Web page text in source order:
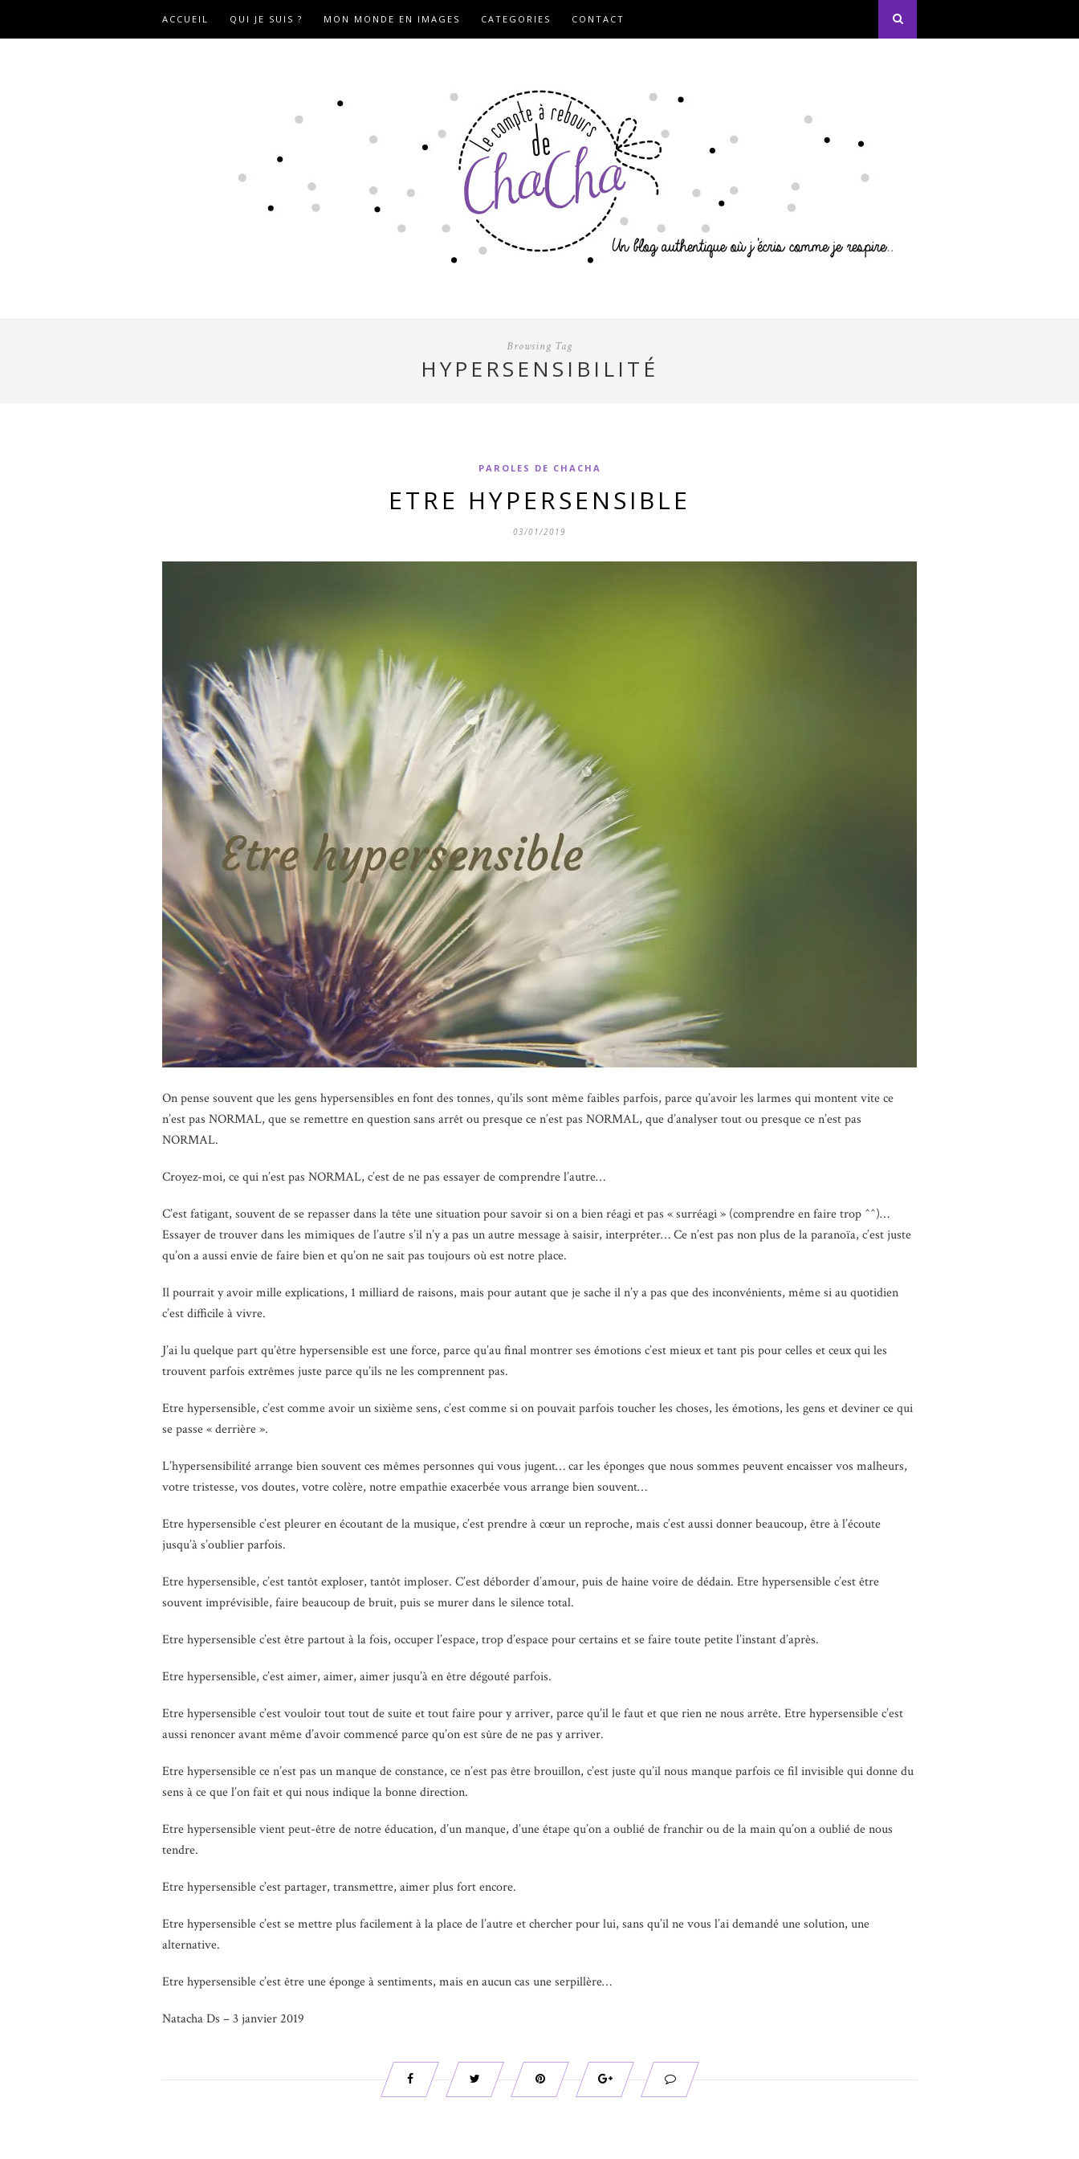
ACCUEIL QUI JE SUIS ? MON MONDE EN IMAGES CATEGORIES CONTACT
Browsing Tag
HYPERSENSIBILITÉ
PAROLES DE CHACHA
ETRE HYPERSENSIBLE
03/01/2019
On pense souvent que les gens hypersensibles en font des tonnes, qu’ils sont même faibles parfois, parce qu’avoir les larmes qui montent vite ce
n’est pas NORMAL, que se remettre en question sans arrêt ou presque ce n’est pas NORMAL, que d’analyser tout ou presque ce n’est pas
NORMAL.
Croyez-moi, ce qui n’est pas NORMAL, c’est de ne pas essayer de comprendre l’autre…
C’est fatigant, souvent de se repasser dans la tête une situation pour savoir si on a bien réagi et pas « surréagi » (comprendre en faire trop ^^)…
Essayer de trouver dans les mimiques de l’autre s’il n’y a pas un autre message à saisir, interpréter… Ce n’est pas non plus de la paranoïa, c’est juste
qu’on a aussi envie de faire bien et qu’on ne sait pas toujours où est notre place.
Il pourrait y avoir mille explications, 1 milliard de raisons, mais pour autant que je sache il n’y a pas que des inconvénients, même si au quotidien
c’est difficile à vivre.
J’ai lu quelque part qu’être hypersensible est une force, parce qu’au final montrer ses émotions c’est mieux et tant pis pour celles et ceux qui les
trouvent parfois extrêmes juste parce qu’ils ne les comprennent pas.
Etre hypersensible, c’est comme avoir un sixième sens, c’est comme si on pouvait parfois toucher les choses, les émotions, les gens et deviner ce qui
se passe « derrière ».
L’hypersensibilité arrange bien souvent ces mêmes personnes qui vous jugent… car les éponges que nous sommes peuvent encaisser vos malheurs,
votre tristesse, vos doutes, votre colère, notre empathie exacerbée vous arrange bien souvent…
Etre hypersensible c’est pleurer en écoutant de la musique, c’est prendre à cœur un reproche, mais c’est aussi donner beaucoup, être à l’écoute
jusqu’à s’oublier parfois.
Etre hypersensible, c’est tantôt exploser, tantôt imploser. C’est déborder d’amour, puis de haine voire de dédain. Etre hypersensible c’est être
souvent imprévisible, faire beaucoup de bruit, puis se murer dans le silence total.
Etre hypersensible c’est être partout à la fois, occuper l’espace, trop d’espace pour certains et se faire toute petite l’instant d’après.
Etre hypersensible, c’est aimer, aimer, aimer jusqu’à en être dégouté parfois.
Etre hypersensible c’est vouloir tout tout de suite et tout faire pour y arriver, parce qu’il le faut et que rien ne nous arrête. Etre hypersensible c’est
aussi renoncer avant même d’avoir commencé parce qu’on est sûre de ne pas y arriver.
Etre hypersensible ce n’est pas un manque de constance, ce n’est pas être brouillon, c’est juste qu’il nous manque parfois ce fil invisible qui donne du
sens à ce que l’on fait et qui nous indique la bonne direction.
Etre hypersensible vient peut-être de notre éducation, d’un manque, d’une étape qu’on a oublié de franchir ou de la main qu’on a oublié de nous
tendre.
Etre hypersensible c’est partager, transmettre, aimer plus fort encore.
Etre hypersensible c’est se mettre plus facilement à la place de l’autre et chercher pour lui, sans qu’il ne vous l’ai demandé une solution, une
alternative.
Etre hypersensible c’est être une éponge à sentiments, mais en aucun cas une serpillère…
Natacha Ds – 3 janvier 2019